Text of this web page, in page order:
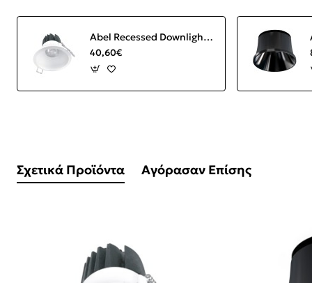
Abel Recessed Downlight LED 12W 3000K 1000 lm Round White IP44
40,60€
Σχετικά Προϊόντα Αγόρασαν Επίσης